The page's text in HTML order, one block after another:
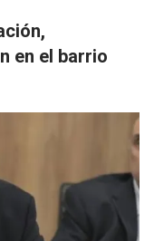
en el barrio